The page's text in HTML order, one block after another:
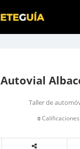
Autovial
Taller de
0Calificaciones